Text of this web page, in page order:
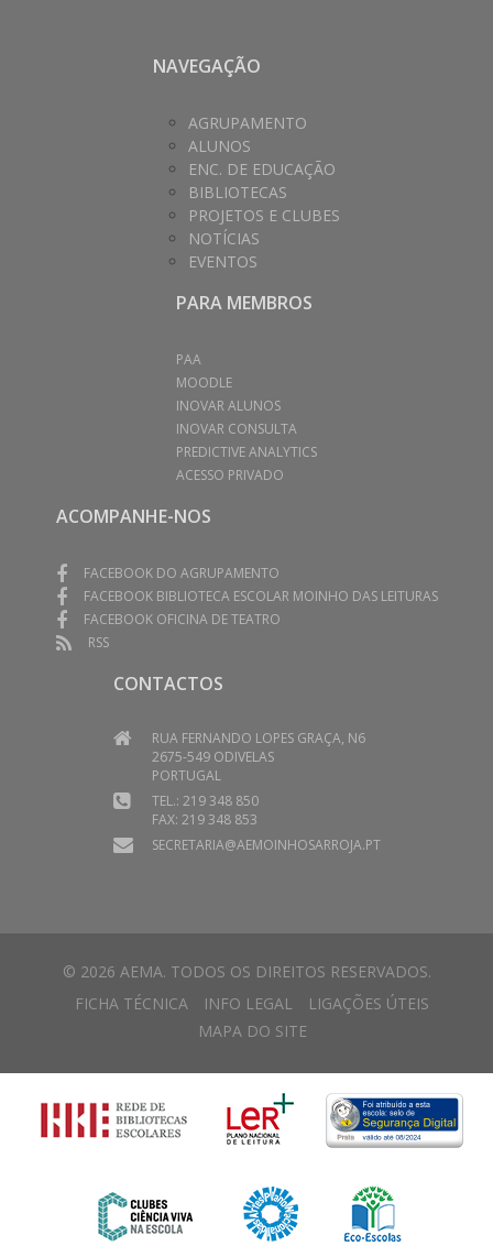
NAVEGAÇÃO
AGRUPAMENTO
ALUNOS
ENC. DE EDUCAÇÃO
BIBLIOTECAS
PROJETOS E CLUBES
NOTÍCIAS
EVENTOS
PARA MEMBROS
PAA
MOODLE
INOVAR ALUNOS
INOVAR CONSULTA
PREDICTIVE ANALYTICS
ACESSO PRIVADO
ACOMPANHE-NOS
FACEBOOK DO AGRUPAMENTO
FACEBOOK BIBLIOTECA ESCOLAR MOINHO DAS LEITURAS
FACEBOOK OFICINA DE TEATRO
RSS
CONTACTOS
RUA FERNANDO LOPES GRAÇA, N6
2675-549 ODIVELAS
PORTUGAL
TEL.: 219 348 850
FAX: 219 348 853
SECRETARIA@AEMOINHOSARROJA.PT
© 2026 AEMA. TODOS OS DIREITOS RESERVADOS.
FICHA TÉCNICA
INFO LEGAL
LIGAÇÕES ÚTEIS
MAPA DO SITE